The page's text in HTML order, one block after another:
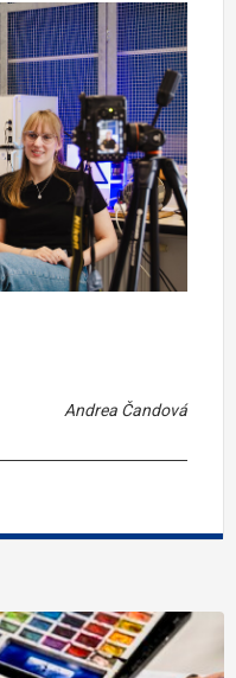
Andrea Čandová